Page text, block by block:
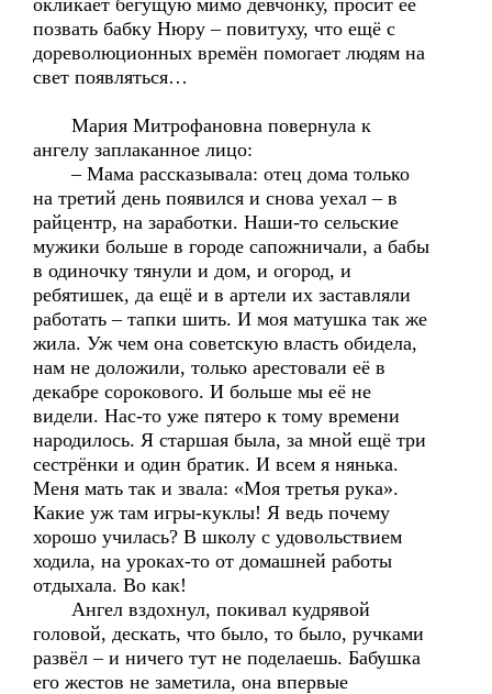
окликает бегущую мимо девчонку, просит её
позвать бабку Нюру – повитуху, что ещё с
дореволюционных времён помогает людям на
свет появляться…
Мария Митрофановна повернула к
ангелу заплаканное лицо:
– Мама рассказывала: отец дома только
на третий день появился и снова уехал – в
райцентр, на заработки. Наши-то сельские
мужики больше в городе сапожничали, а бабы
в одиночку тянули и дом, и огород, и
ребятишек, да ещё и в артели их заставляли
работать – тапки шить. И моя матушка так же
жила. Уж чем она советскую власть обидела,
нам не доложили, только арестовали её в
декабре сорокового. И больше мы её не
видели. Нас-то уже пятеро к тому времени
народилось. Я старшая была, за мной ещё три
сестрёнки и один братик. И всем я нянька.
Меня мать так и звала: «Моя третья рука».
Какие уж там игры-куклы! Я ведь почему
хорошо училась? В школу с удовольствием
ходила, на уроках-то от домашней работы
отдыхала. Во как!
Ангел вздохнул, покивал кудрявой
головой, дескать, что было, то было, ручками
развёл – и ничего тут не поделаешь. Бабушка
его жестов не заметила, она впервые